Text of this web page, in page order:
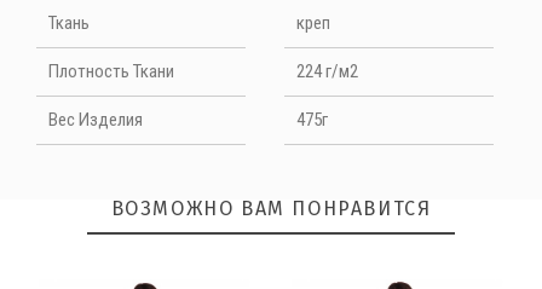
Длина рукава с манжетой: 42 размер - 60,6 см, 44 р - 60,9 см, 46
р - 61,2 см, 48 р - 61,5 см, 50 р - 61,7 см, 52 р - 62 см, 54 р - 62,3 см
Ткань креп
Плотность Ткани 224 г/м2
Вес Изделия 475г
ВОЗМОЖНО ВАМ ПОНРАВИТСЯ